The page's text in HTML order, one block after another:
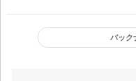
での姿を見てもらえれば
うれしい」
バック